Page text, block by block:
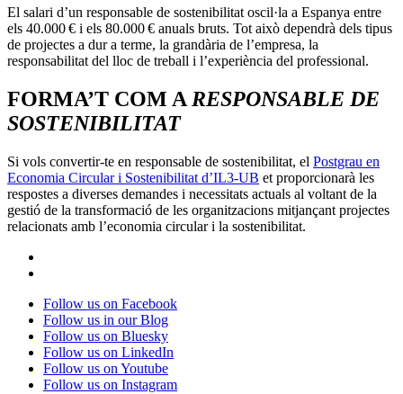
El salari d’un responsable de sostenibilitat oscil·la a Espanya entre
els 40.000 € i els 80.000 € anuals bruts. Tot això dependrà dels tipus
de projectes a dur a terme, la grandària de l’empresa, la
responsabilitat del lloc de treball i l’experiència del professional.
FORMA’T COM A RESPONSABLE DE
SOSTENIBILITAT
Si vols convertir-te en responsable de sostenibilitat, el Postgrau en
Economia Circular i Sostenibilitat d’IL3-UB et proporcionarà les
respostes a diverses demandes i necessitats actuals al voltant de la
gestió de la transformació de les organitzacions mitjançant projectes
relacionats amb l’economia circular i la sostenibilitat.
Follow us on Facebook
Follow us in our Blog
Follow us on Bluesky
Follow us on LinkedIn
Follow us on Youtube
Follow us on Instagram